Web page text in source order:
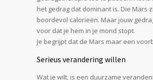
het gedrag dat dominant is. Die Mars
boordevol calorieën. Maar jouw
voor dat je hem in je mond stopt.
Je begrijpt dat de Mars maar een
Serieus verandering willen
Wat je wilt, is een duurzame